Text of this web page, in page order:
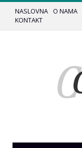
NASLOVNA O NAMA
KONTAKT